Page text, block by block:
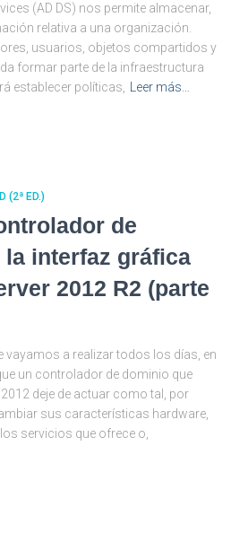
(AD DS) nos permite almacenar,
relativa a una organización.
usuarios, objetos compartidos y
formar parte de la infraestructura
establecer políticas,
Leer más…
(2ª ED.)
de
interfaz gráfica
2012 R2 (parte
vayamos a realizar todos los días, en
un controlador de dominio que
deje de actuar como tal, por
sus características hardware,
servicios que ofrece o,